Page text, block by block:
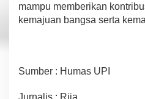
mampu memberikan
kemajuan bangsa serta
Sumber : Humas UPI
Jurnalis : Rija